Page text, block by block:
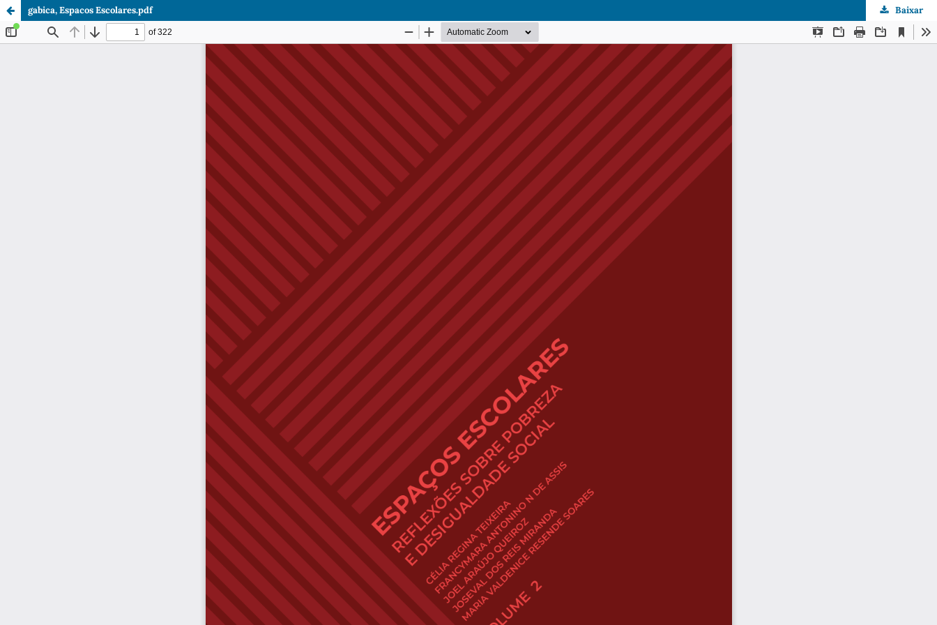
gabica, Espacos Escolares.pdf Baixar